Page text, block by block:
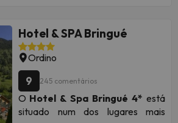
Hotel & SPA Bringué
Ordino
9 245 comentários
O Hotel & Spa Bringué 4* está
situado num dos lugares mais